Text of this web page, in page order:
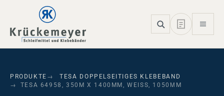
Skip to main navigation
Skip to main content
Skip to page footer
PRODUKTE
TESA DOPPELSEITIGES KLEBEBAND
TESA 64958, 350M X 1400MM, WEISS, 1050ΜM